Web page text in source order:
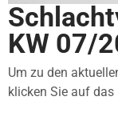
KW 07/
Um zu den
klicken Sie auf das